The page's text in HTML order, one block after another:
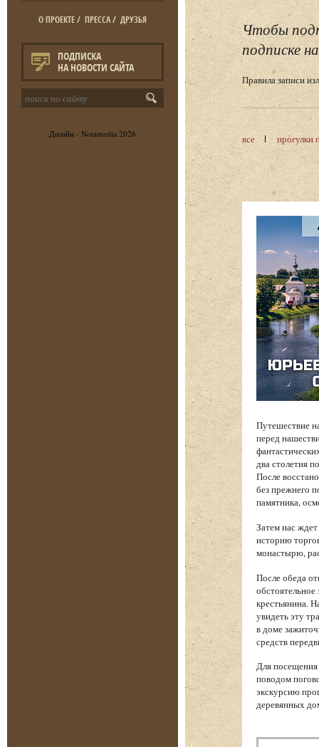
О ПРОЕКТЕ/ ПРЕССА/ ДРУЗЬЯ
ПОДПИСКА
НА НОВОСТИ САЙТА
Дизайн - Notamedia 2026
Чтобы
подписке
Правила записи
все прогулки
Путешествие
перед
два столетия
После
без прежнего
памятника,
Затем нас
историю
монастырю,
После обеда
крестьянина.
увидеть эту
в доме
средств
Для посещения
поводом
экскурсию
деревянных